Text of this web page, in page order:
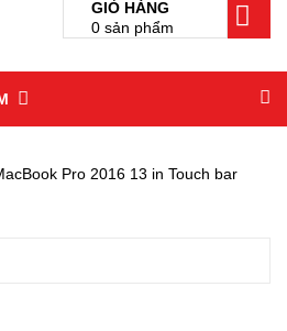
GIỎ HÀNG
0 sản phẩm
Pro 2016 13 in Touch bar